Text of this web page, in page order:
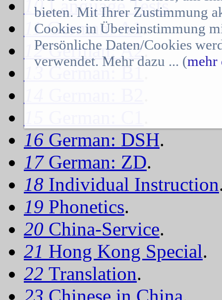
10Language Tests.
11German: A1.
12German: A2.
13German: B1.
16 German: DSH.
17 German: ZD.
18 Individual Instruction
19 Phonetics.
20 China-Service.
21 Hong Kong Special.
22 Translation.
bieten. Mit Ihrer Zustimmung
Cookies in Übereinstimmung
Persönliche Daten/Cookies
verwendet. Mehr dazu ... (mehr